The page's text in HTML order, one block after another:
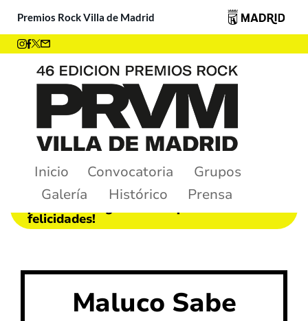
Premios Rock Villa de Madrid
Inicio Convocatoria
Grupos
Galería
Histórico Prensa
felicidades!
Maluco Sabe